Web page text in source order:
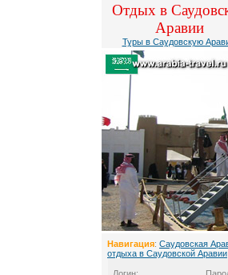
Отдых в
Аравии
Туры в Саудовскую
Навигация: Саудовская
отдыха в Саудовской Аравии